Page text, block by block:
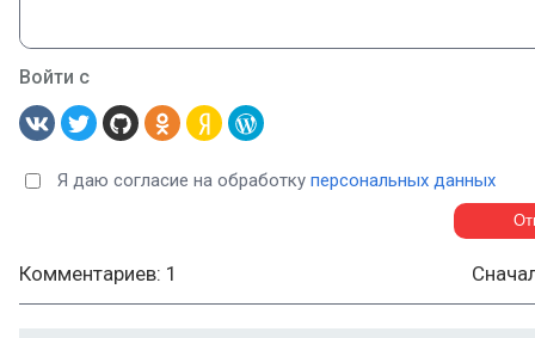
Войти с
Я даю согласие на обработку персональных данных
Комментариев: 1